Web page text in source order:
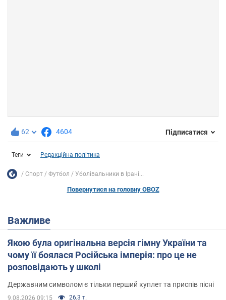
62 4604 Підписатися
Теги Редакційна політика
Спорт Футбол Уболівальники в Ірані...
Повернутися на головну OBOZ
Важливе
Якою була оригінальна версія гімну України та
чому її боялася Російська імперія: про це не
розповідають у школі
Державним символом є тільки перший куплет та приспів пісні
9.08.2026 09:15 26,3 т.